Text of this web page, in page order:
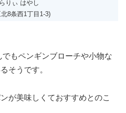
りぃ はやし
8条西1丁目1-3)
もペンギンブローチや小物な
そうです。
が美味しくておすすめとのこ